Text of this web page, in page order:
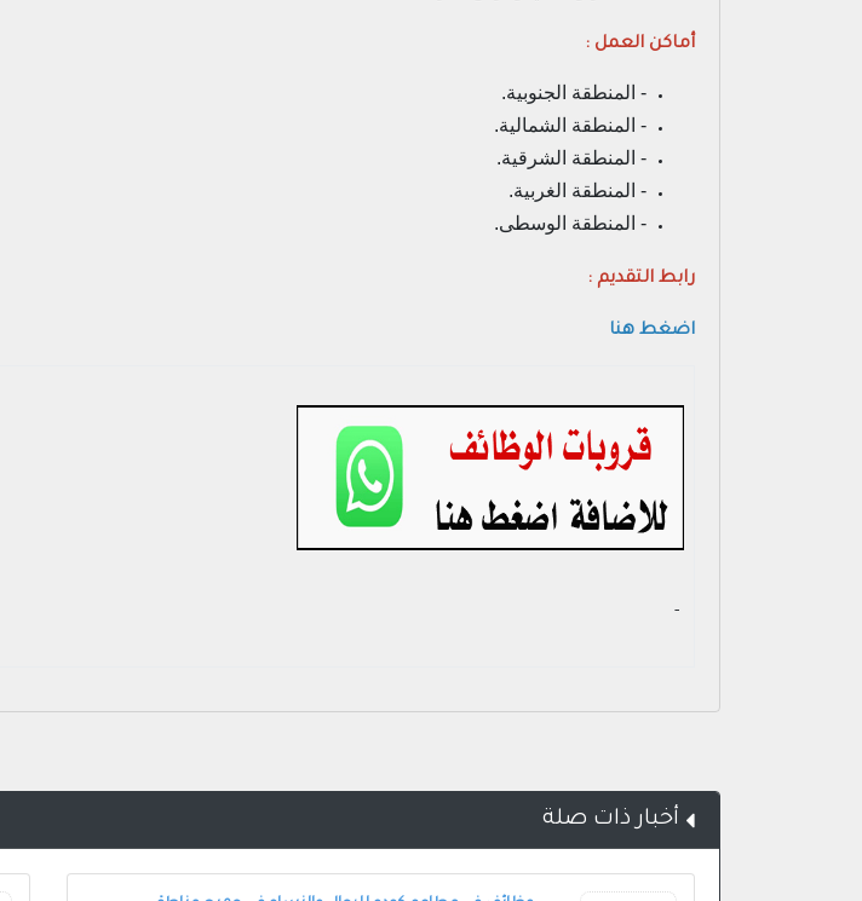
أماكن العمل :
- المنطقة الجنوبية.
- المنطقة الشمالية.
- المنطقة الشرقية.
- المنطقة الغربية.
- المنطقة الوسطى.
رابط التقديم :
اضغط هنا
- ‏
أخبار ذات صلة